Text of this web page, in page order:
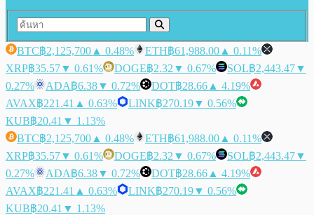
BTC฿2,125,700 ▲ 0.48% ETH฿61,988.00 ▲ 0.11%
XRP฿35.57▼ 0.61% DOGE฿2.32 ▼ 0.67% SOL฿2,443.47▼
0.27%
ADA฿6.38▼ 0.72% DOT฿28.66 ▲ 4.19%
AVAX฿221.41 ▲ 0.63% LINK฿270.19▼ 0.56%
KUB฿20.41 ▼ 1.13%
BTC฿2,125,700 ▲ 0.48% ETH฿61,988.00 ▲ 0.11%
XRP฿35.57▼ 0.61% DOGE฿2.32 ▼ 0.67% SOL฿2,443.47▼
0.27%
ADA฿6.38▼ 0.72% DOT฿28.66 ▲ 4.19%
AVAX฿221.41 ▲ 0.63% LINK฿270.19▼ 0.56%
KUB฿20.41 ▼ 1.13%